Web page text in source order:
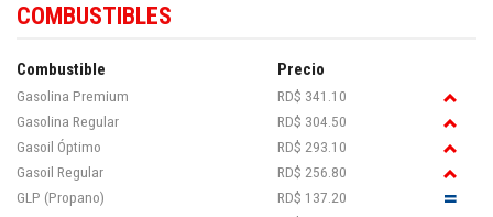
COMBUSTIBLES
Combustible Precio
Gasolina Premium
RD$ 341.10
Gasolina Regular
RD$ 304.50
Gasoil Óptimo
RD$ 293.10
Gasoil Regular
RD$ 256.80
GLP (Propano)
RD$ 137.20